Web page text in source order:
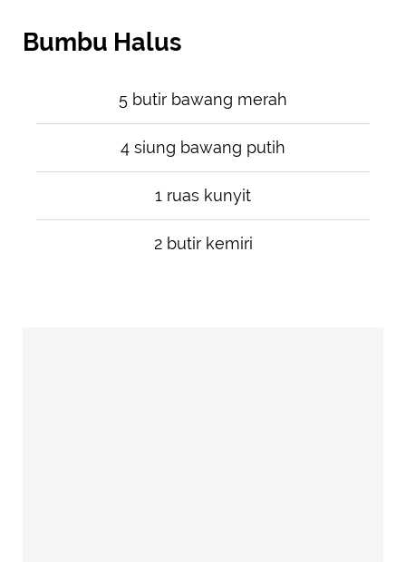
Bumbu Halus
5 butir bawang merah
4 siung bawang putih
1 ruas kunyit
2 butir kemiri